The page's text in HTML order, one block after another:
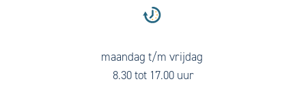
maandag t/m vrijdag
8.30 tot 17.00 uur